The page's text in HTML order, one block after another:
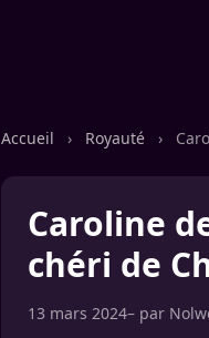
Accueil › Royauté ›
Caroline
chéri de
13 mars 2024– par